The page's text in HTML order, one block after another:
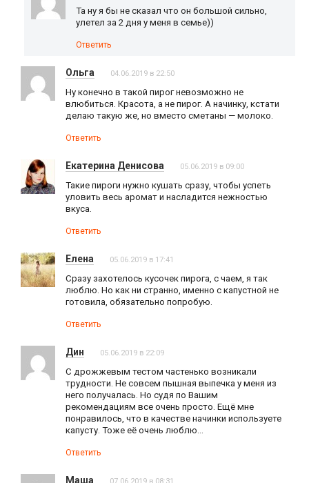
Та ну я бы не сказал что он большой сильно,
улетел за 2 дня у меня в семье))
Ответить
Ольга 04.06.2019 в 22:50
Ну конечно в такой пирог невозможно не
влюбиться. Красота, а не пирог. А начинку, кстати
делаю такую же, но вместо сметаны — молоко.
Ответить
Екатерина Денисова 05.06.2019 в 09:00
Такие пироги нужно кушать сразу, чтобы успеть
уловить весь аромат и насладится нежностью
вкуса.
Ответить
Елена 05.06.2019 в 17:41
Сразу захотелось кусочек пирога, с чаем, я так
люблю. Но как ни странно, именно с капустной не
готовила, обязательно попробую.
Ответить
Дин 05.06.2019 в 22:09
С дрожжевым тестом частенько возникали
трудности. Не совсем пышная выпечка у меня из
него получалась. Но судя по Вашим
рекомендациям все очень просто. Ещё мне
понравилось, что в качестве начинки используете
капусту. Тоже её очень люблю…
Ответить
Маша